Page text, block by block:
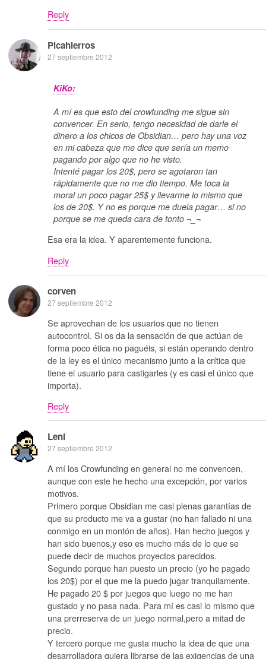
Reply
Picahierros
27 septiembre 2012
KiKo:
A mí es que esto del crowfunding me sigue sin
convencer. En serio, tengo necesidad de darle el
dinero a los chicos de Obsidian… pero hay una voz
en mi cabeza que me dice que sería un memo
pagando por algo que no he visto.
Intenté pagar los 20$, pero se agotaron tan
rápidamente que no me dio tiempo. Me toca la
moral un poco pagar 25$ y llevarme lo mismo que
los de 20$. Y no es porque me duela pagar… si no
porque se me queda cara de tonto ¬_¬
Esa era la idea. Y aparentemente funciona.
Reply
corven
27 septiembre 2012
Se aprovechan de los usuarios que no tienen
autocontrol. Si os da la sensación de que actúan de
forma poco ética no paguéis, si están operando dentro
de la ley es el único mecanismo junto a la crítica que
tiene el usuario para castigarles (y es casi el único que
importa).
Reply
Leni
27 septiembre 2012
A mí los Crowfunding en general no me convencen,
aunque con este he hecho una excepción, por varios
motivos.
Primero porque Obsidian me casi plenas garantías de
que su producto me va a gustar (no han fallado ni una
conmigo en un montón de años). Han hecho juegos y
han sido buenos,y eso es mucho más de lo que se
puede decir de muchos proyectos parecidos.
Segundo porque han puesto un precio (yo he pagado
los 20$) por el que me la puedo jugar tranquilamente.
He pagado 20 $ por juegos que luego no me han
gustado y no pasa nada. Para mí es casi lo mismo que
una prerreserva de un juego normal,pero a mitad de
precio.
Y tercero porque me gusta mucho la idea de que una
desarrolladora quiera librarse de las exigencias de una